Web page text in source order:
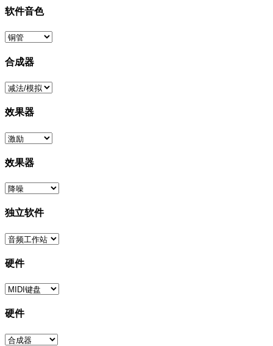
软件音色
合成器
效果器
效果器
独立软件
硬件
硬件